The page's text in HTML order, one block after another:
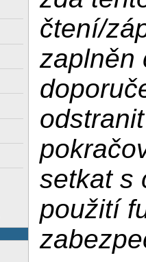
čtení/
zaplněn
setkat s
použití